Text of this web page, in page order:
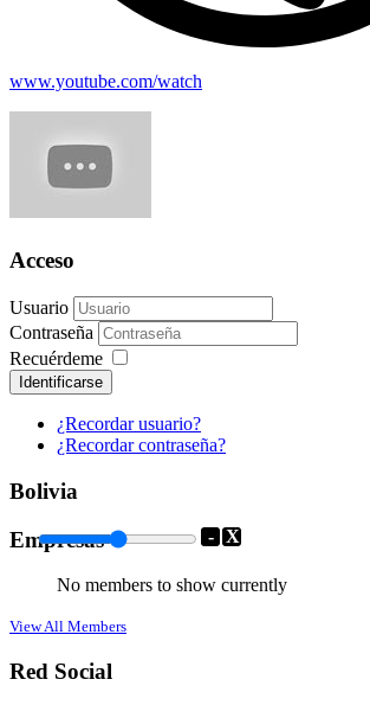
www.youtube.com/watch
Acceso
Usuario
Contraseña
Recuérdeme
Identificarse
¿Recordar usuario?
¿Recordar contraseña?
Bolivia
- X
Empresas
No members to show currently
View All Members
Red Social